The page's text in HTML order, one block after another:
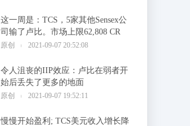
这一周是：TCS，5家其他Sensex公
司输了卢比。市场上限62,808 CR
原创 2021-09-07 20:52:08
令人沮丧的IIP效应：卢比在弱者开
始后丢失了更多的地面
原创 2021-09-07 19:52:11
慢慢开始盈利; TCS美元收入增长降